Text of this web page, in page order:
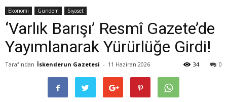
Gazetesi
Ekonomi Gündem Siyaset
‘Varlık Barışı’ Resmî Gazete’de
Yayımlanarak Yürürlüğe Girdi!
Tarafından İskenderun Gazetesi - 11 Haziran 2026 0
34